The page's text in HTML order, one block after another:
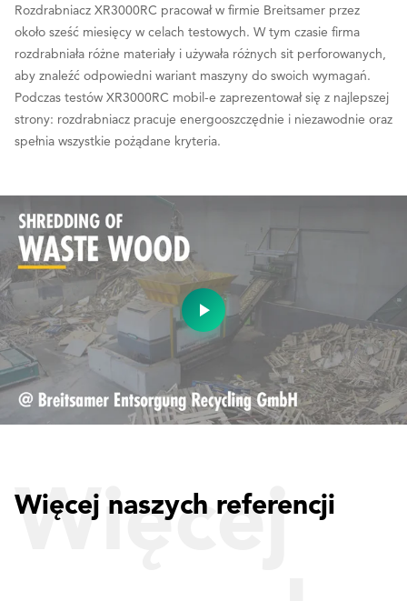
Rozdrabniacz XR3000RC pracował w firmie Breitsamer przez
około sześć miesięcy w celach testowych. W tym czasie firma
rozdrabniała różne materiały i używała różnych sit perforowanych,
aby znaleźć odpowiedni wariant maszyny do swoich wymagań.
Podczas testów XR3000RC mobil-e zaprezentował się z najlepszej
strony: rozdrabniacz pracuje energooszczędnie i niezawodnie oraz
spełnia wszystkie pożądane kryteria.
Więcej
Więcej naszych referencji